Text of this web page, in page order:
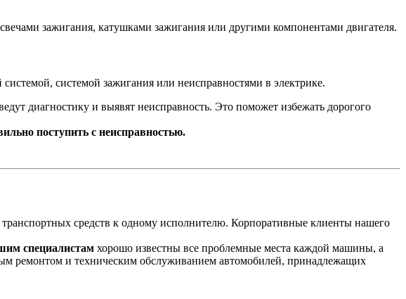
зажигания, катушками зажигания или другими компонентами двигателя.
системой зажигания или неисправностями в электрике.
диагностику и выявят неисправность. Это поможет избежать дорогого
поступить с неисправностью.
средств к одному исполнителю. Корпоративные клиенты нашего
специалистам хорошо известны все проблемные места каждой машины, а
ремонтом и техническим обслуживанием автомобилей, принадлежащих